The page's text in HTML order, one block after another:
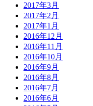
2017年3月
2017年2月
2017年1月
2016年12月
2016年11月
2016年10月
2016年9月
2016年8月
2016年7月
2016年6月